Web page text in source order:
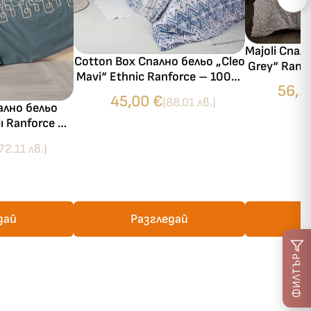
бельо
Ranforce –
– 6
лв.)
Cotton Box Спално бельо „Cleo
Mavi“ Ethnic Ranforce – 100%
памук – 3 части – за
единично легло
45,00 €(88.01 лв.)
Разгледай
Majoli
Grey“
ФИЛТЪР